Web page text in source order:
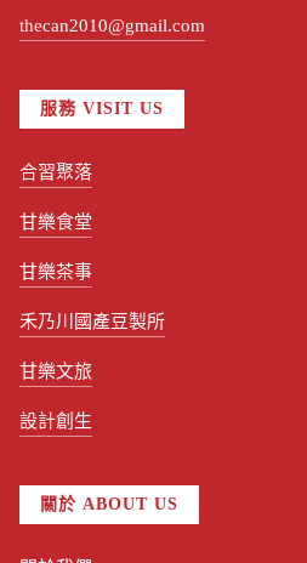
thecan2010@gmail.com
服務 VISIT US
合習聚落
甘樂食堂
甘樂茶事
禾乃川國產豆製所
甘樂文旅
設計創生
關於 ABOUT US